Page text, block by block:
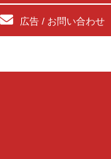
広告 / お問い合わせ